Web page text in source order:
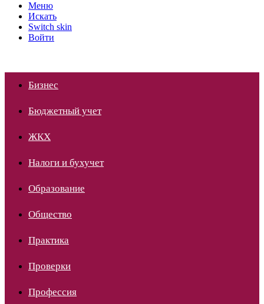
Меню
Искать
Switch skin
Войти
Бизнес
Бюджетный учет
ЖКХ
Налоги и бухучет
Образование
Общество
Практика
Проверки
Профессия